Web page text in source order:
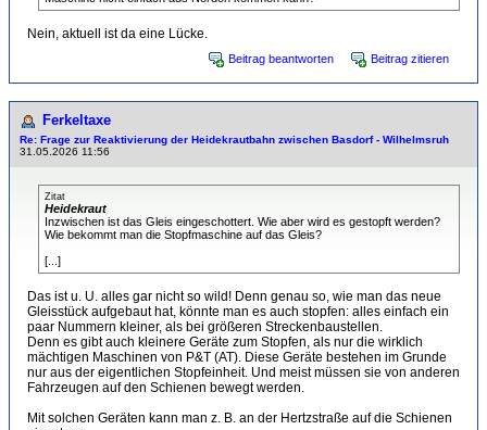
Nein, aktuell ist da eine Lücke.
Beitrag beantworten Beitrag zitieren
Ferkeltaxe
Re: Frage zur Reaktivierung der Heidekrautbahn zwischen Basdorf - Wilhelmsruh
31.05.2026 11:56
Zitat
Heidekraut
Inzwischen ist das Gleis eingeschottert. Wie aber wird es gestopft werden?
Wie bekommt man die Stopfmaschine auf das Gleis?
[...]
Das ist u. U. alles gar nicht so wild! Denn genau so, wie man das neue
Gleisstück aufgebaut hat, könnte man es auch stopfen: alles einfach ein
paar Nummern kleiner, als bei größeren Streckenbaustellen.
Denn es gibt auch kleinere Geräte zum Stopfen, als nur die wirklich
mächtigen Maschinen von P&T (AT). Diese Geräte bestehen im Grunde
nur aus der eigentlichen Stopfeinheit. Und meist müssen sie von anderen
Fahrzeugen auf den Schienen bewegt werden.
Mit solchen Geräten kann man z. B. an der Hertzstraße auf die Schienen